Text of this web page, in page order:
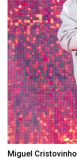
Miguel Cristovinho